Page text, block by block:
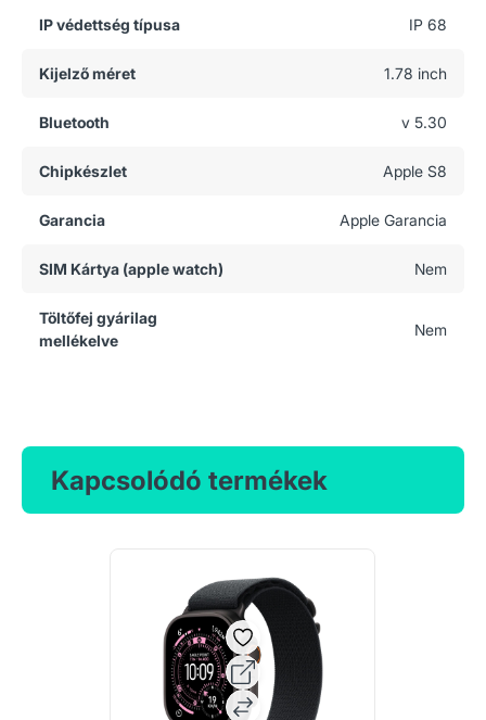
IP védettség típusa IP 68
Kijelző méret 1.78 inch
Bluetooth v 5.30
Chipkészlet Apple S8
Garancia Apple Garancia
SIM Kártya (apple watch) Nem
Töltőfej gyárilag
mellékelve
Nem
Kapcsolódó termékek